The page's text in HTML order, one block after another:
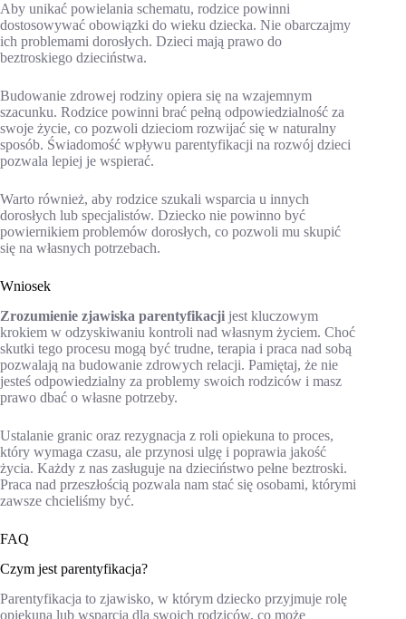
Aby unikać powielania schematu, rodzice powinni
dostosowywać obowiązki do wieku dziecka. Nie obarczajmy
ich problemami dorosłych. Dzieci mają prawo do
beztroskiego dzieciństwa.
Budowanie zdrowej rodziny opiera się na wzajemnym
szacunku. Rodzice powinni brać pełną odpowiedzialność za
swoje życie, co pozwoli dzieciom rozwijać się w naturalny
sposób. Świadomość wpływu parentyfikacji na rozwój dzieci
pozwala lepiej je wspierać.
Warto również, aby rodzice szukali wsparcia u innych
dorosłych lub specjalistów. Dziecko nie powinno być
powiernikiem problemów dorosłych, co pozwoli mu skupić
się na własnych potrzebach.
Wniosek
Zrozumienie zjawiska parentyfikacji jest kluczowym
krokiem w odzyskiwaniu kontroli nad własnym życiem. Choć
skutki tego procesu mogą być trudne, terapia i praca nad sobą
pozwalają na budowanie zdrowych relacji. Pamiętaj, że nie
jesteś odpowiedzialny za problemy swoich rodziców i masz
prawo dbać o własne potrzeby.
Ustalanie granic oraz rezygnacja z roli opiekuna to proces,
który wymaga czasu, ale przynosi ulgę i poprawia jakość
życia. Każdy z nas zasługuje na dzieciństwo pełne beztroski.
Praca nad przeszłością pozwala nam stać się osobami, którymi
zawsze chcieliśmy być.
FAQ
Czym jest parentyfikacja?
Parentyfikacja to zjawisko, w którym dziecko przyjmuje rolę
opiekuna lub wsparcia dla swoich rodziców, co może